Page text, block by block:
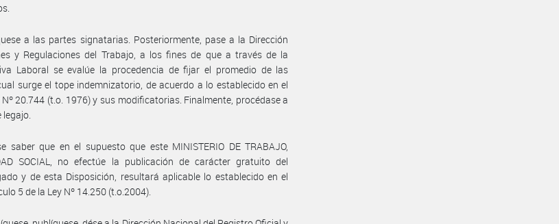
a las partes signatarias. Posteriormente, pase a la Dirección
y Regulaciones del Trabajo, a los fines de que a través de la
Laboral se evalúe la procedencia de fijar el promedio de las
surge el tope indemnizatorio, de acuerdo a lo establecido en el
20.744 (t.o. 1976) y sus modificatorias. Finalmente, procédase a
legajo.
saber que en el supuesto que este MINISTERIO DE TRABAJO,
SOCIAL, no efectúe la publicación de carácter gratuito del
y de esta Disposición, resultará aplicable lo establecido en el
5 de la Ley Nº 14.250 (t.o.2004).